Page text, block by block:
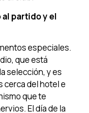
partido y el
especiales.
que está
selección, y es
cerca del hotel e
que te
El día de la